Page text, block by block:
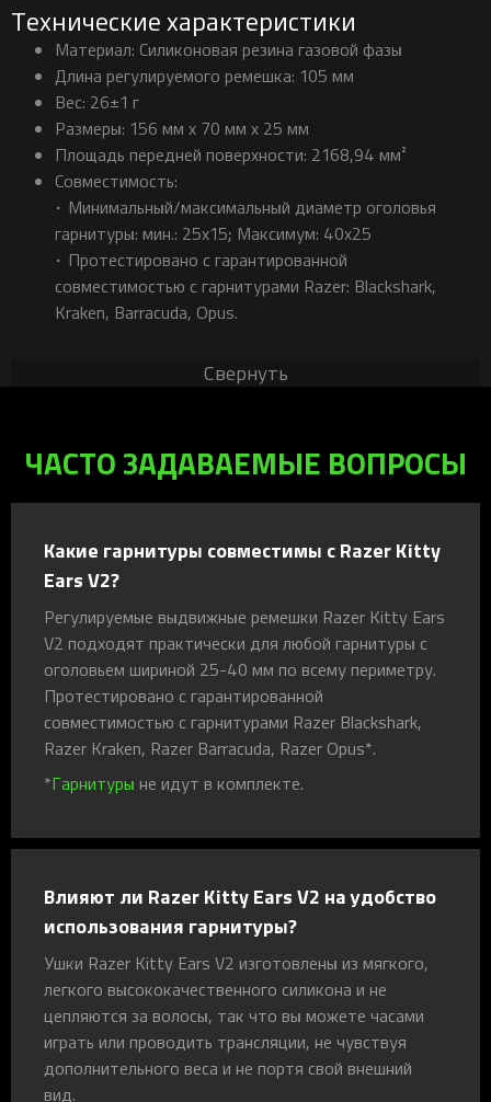
Технические характеристики
Материал: Силиконовая резина газовой фазы
Длина регулируемого ремешка: 105 мм
Вес: 26±1 г
Размеры: 156 мм х 70 мм х 25 мм
Площадь передней поверхности: 2168,94 мм²
Совместимость:
• Минимальный/максимальный диаметр оголовья
гарнитуры: мин.: 25x15; Максимум: 40x25
• Протестировано с гарантированной
совместимостью с гарнитурами Razer: Blackshark,
Kraken, Barracuda, Opus.
Свернуть
ЧАСТО ЗАДАВАЕМЫЕ ВОПРОСЫ
Какие гарнитуры совместимы с Razer Kitty
Ears V2?
Регулируемые выдвижные ремешки Razer Kitty Ears
V2 подходят практически для любой гарнитуры с
оголовьем шириной 25-40 мм по всему периметру.
Протестировано с гарантированной
совместимостью с гарнитурами Razer Blackshark,
Razer Kraken, Razer Barracuda, Razer Opus*.
*Гарнитуры не идут в комплекте.
Влияют ли Razer Kitty Ears V2 на удобство
использования гарнитуры?
Ушки Razer Kitty Ears V2 изготовлены из мягкого,
легкого высококачественного силикона и не
цепляются за волосы, так что вы можете часами
играть или проводить трансляции, не чувствуя
дополнительного веса и не портя свой внешний
вид.